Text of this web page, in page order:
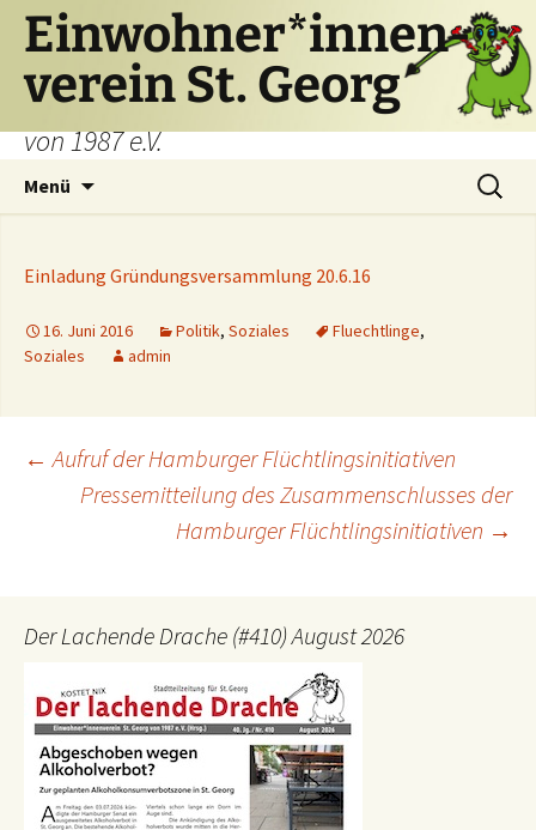
Einwohner*innen-
verein St. Georg
von 1987 e.V.
Menü
Suchen
nach:
Einladung Gründungsversammlung 20.6.16
16. Juni 2016 Politik, Soziales Fluechtlinge,
Soziales
admin
Beitragsnavigation
← Aufruf der Hamburger Flüchtlingsinitiativen
Pressemitteilung des Zusammenschlusses der
Hamburger Flüchtlingsinitiativen →
Der Lachende Drache (#410) August 2026